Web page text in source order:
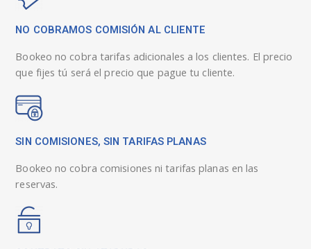
NO COBRAMOS COMISIÓN AL CLIENTE
Bookeo no cobra tarifas adicionales a los clientes. El precio
que fijes tú será el precio que pague tu cliente.
SIN COMISIONES, SIN TARIFAS PLANAS
Bookeo no cobra comisiones ni tarifas planas en las
reservas.